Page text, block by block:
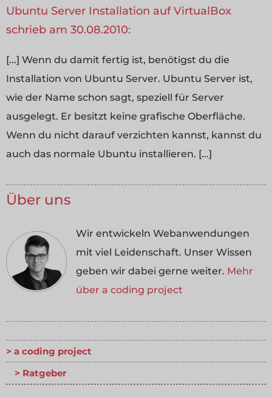
Ubuntu Server Installation auf VirtualBox
schrieb am 30.08.2010:
[...] Wenn du damit fertig ist, benötigst du die
Installation von Ubuntu Server. Ubuntu Server ist,
wie der Name schon sagt, speziell für Server
ausgelegt. Er besitzt keine grafische Oberfläche.
Wenn du nicht darauf verzichten kannst, kannst du
auch das normale Ubuntu installieren. [...]
Über uns
Wir entwickeln Webanwendungen
mit viel Leidenschaft. Unser Wissen
geben wir dabei gerne weiter. Mehr
über a coding project
a coding project
Ratgeber